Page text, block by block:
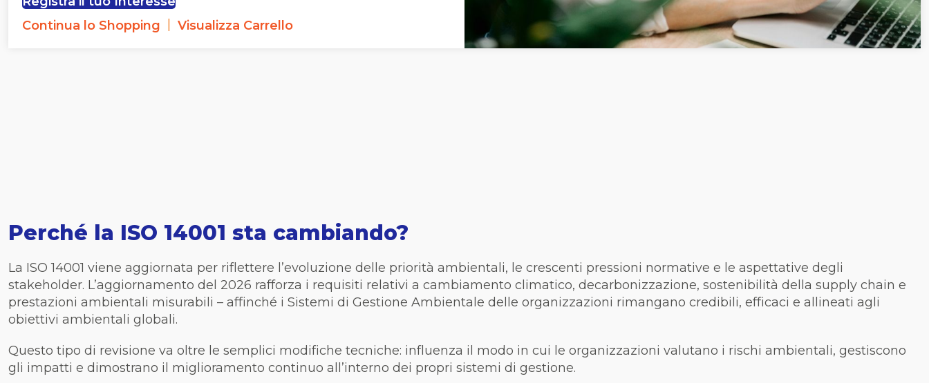
Continua lo Shopping | Visualizza Carrello
Perché la ISO 14001 sta cambiando?
La ISO 14001 viene aggiornata per riflettere l’evoluzione delle priorità ambientali, le crescenti pressioni normative e le aspettative degli
stakeholder. L’aggiornamento del 2026 rafforza i requisiti relativi a cambiamento climatico, decarbonizzazione, sostenibilità della supply chain e
prestazioni ambientali misurabili – affinché i Sistemi di Gestione Ambientale delle organizzazioni rimangano credibili, efficaci e allineati agli
obiettivi ambientali globali.
Questo tipo di revisione va oltre le semplici modifiche tecniche: influenza il modo in cui le organizzazioni valutano i rischi ambientali, gestiscono
gli impatti e dimostrano il miglioramento continuo all’interno dei propri sistemi di gestione.